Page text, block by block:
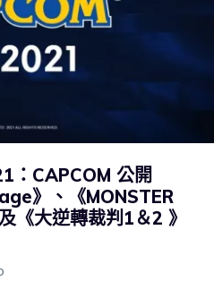
：CAPCOM 公開
》、《MONSTER
《大逆轉裁判1＆2 》